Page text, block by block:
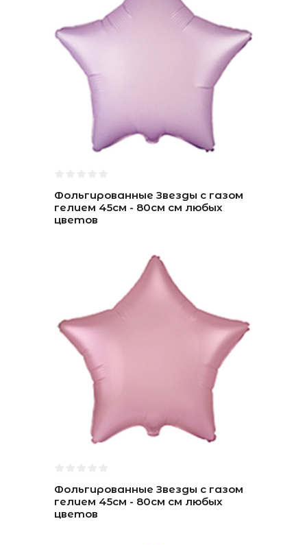
Фольгированные Звезды с газом
гелием 45см - 80см см любых
цветов
Фольгированные Звезды с газом
гелием 45см - 80см см любых
цветов